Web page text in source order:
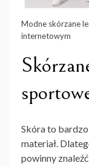
Modne skórzane
internetowym
Skóra to
materiał.
powinny